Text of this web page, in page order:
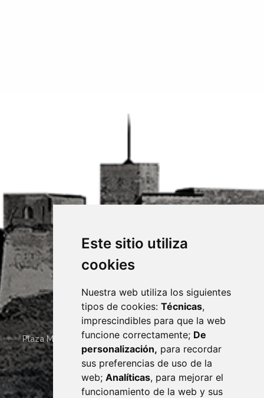
Este sitio utiliza
cookies
Nuestra web utiliza los siguientes
tipos de cookies: Técnicas,
imprescindibles para que la web
funcione correctamente; De
personalización, para recordar
sus preferencias de uso de la
web; Analíticas, para mejorar el
funcionamiento de la web y sus
Plaza Mayor 4 22400 MONZÓN - ARAGÓN (ESPAÑA)
· (34) 974 400 700 ·
sac@monzon.es
monzon.es